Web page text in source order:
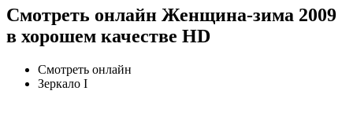
Смотреть онлайн Женщина-зима 2009
в хорошем качестве HD
Смотреть онлайн
Зеркало I